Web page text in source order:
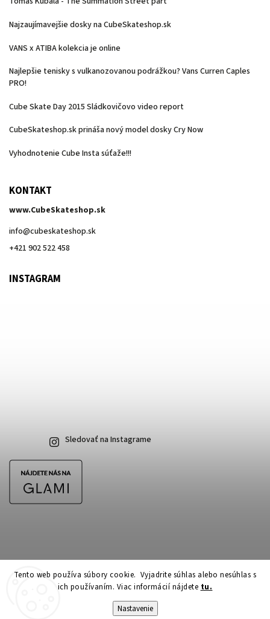
Tento web používa súbory cookie. Vyjadrite súhlas alebo nesúhlas s
ich používaním. Viac informácií nájdete tu.
Nastavenie
Najzaujímavejšie dosky na CubeSkateshop.sk
VANS x ATIBA kolekcia je online
Najlepšie tenisky s vulkanozovanou podrážkou? Vans Curren Caples
PRO!
Cube Skate Day 2015 Sládkovičovo video report
CubeSkateshop.sk prináša nový model dosky Cry Now
Vyhodnotenie Cube Insta súťaže!!!
KONTAKT
www.CubeSkateshop.sk
info@cubeskateshop.sk
+421 902 522 458
INSTAGRAM
Sledovať na Instagrame
Copyright 2026CubeSkateshop.sk. Všetky práva vyhradené.
Upraviť nastavenie cookies
Shoptet| Design